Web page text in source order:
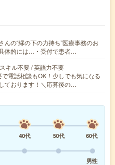
んの“縁の下の力持ち”医療事務のお
体的には…・受付で患者…
キル不要 / 英語力不要
電話相談もOK！少しでも気になる
ております！＼応募後の…
40代 50代
60代
男性